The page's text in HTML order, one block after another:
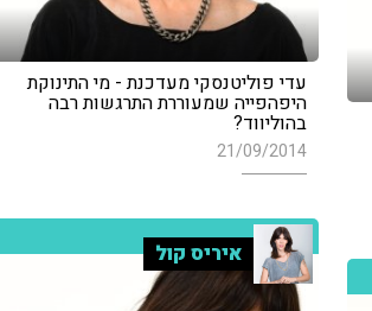
עדי פוליטנסקי מעדכנת - מי התינוקת
היפהפייה שמעוררת התרגשות רבה
בהוליווד?
21/09/2014
איריס קול